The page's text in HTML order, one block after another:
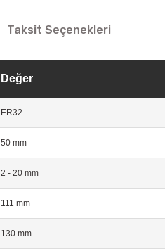
Taksit Seçenekleri
Değer
ER32
50 mm
2 - 20 mm
111 mm
130 mm